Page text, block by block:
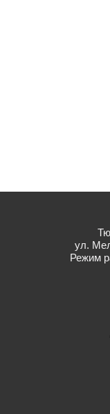
ул.
Режим